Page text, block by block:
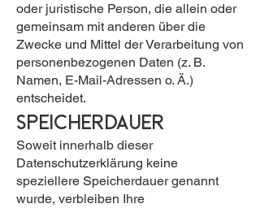
oder juristische Person, die allein oder
gemeinsam mit anderen über die
Zwecke und Mittel der Verarbeitung von
personenbezogenen Daten (z. B.
Namen, E-Mail-Adressen o. Ä.)
entscheidet.
Speicherdauer
Soweit innerhalb dieser
Datenschutzerklärung keine
speziellere Speicherdauer genannt
wurde, verbleiben Ihre